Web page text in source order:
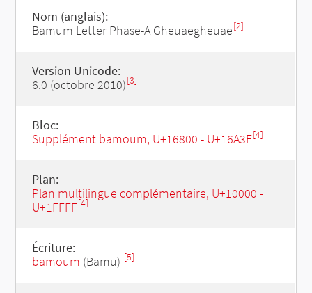
Nom (anglais):
Bamum Letter Phase-A Gheuaegheuae[2]
Version Unicode:
6.0 (octobre 2010)[3]
Bloc:
Supplément bamoum, U+16800 - U+16A3F[4]
Plan:
Plan multilingue complémentaire, U+10000 -
U+1FFFF[4]
Écriture:
bamoum (Bamu) [5]